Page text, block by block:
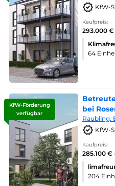
KfW-
Kaufpreis:
293.000 €
64
KfW-Förderung
verfügbar
bei
Raubling.
KfW-
Kaufpreis:
285.100 €
204